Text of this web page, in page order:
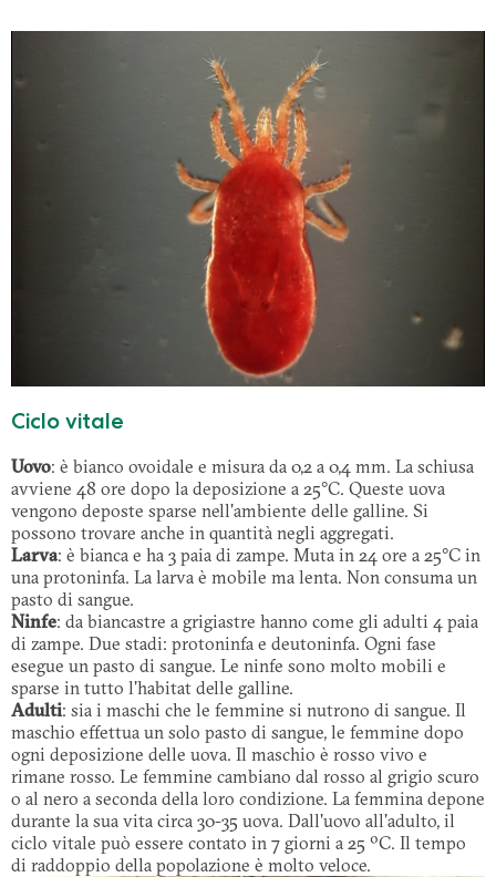
Ciclo vitale
Uovo: è bianco ovoidale e misura da 0,2 a 0,4 mm. La schiusa
avviene 48 ore dopo la deposizione a 25°C. Queste uova
vengono deposte sparse nell'ambiente delle galline. Si
possono trovare anche in quantità negli aggregati.
Larva: è bianca e ha 3 paia di zampe. Muta in 24 ore a 25°C in
una protoninfa. La larva è mobile ma lenta. Non consuma un
pasto di sangue.
Ninfe: da biancastre a grigiastre hanno come gli adulti 4 paia
di zampe. Due stadi: protoninfa e deutoninfa. Ogni fase
esegue un pasto di sangue. Le ninfe sono molto mobili e
sparse in tutto l'habitat delle galline.
Adulti: sia i maschi che le femmine si nutrono di sangue. Il
maschio effettua un solo pasto di sangue, le femmine dopo
ogni deposizione delle uova. Il maschio è rosso vivo e
rimane rosso. Le femmine cambiano dal rosso al grigio scuro
o al nero a seconda della loro condizione. La femmina depone
durante la sua vita circa 30-35 uova. Dall'uovo all'adulto, il
ciclo vitale può essere contato in 7 giorni a 25 ºC. Il tempo
di raddoppio della popolazione è molto veloce.